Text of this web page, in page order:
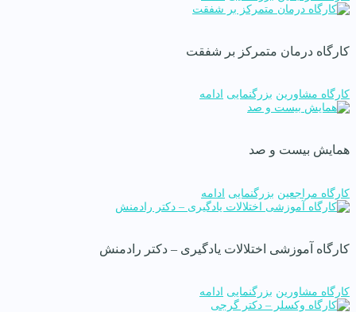
کارگاه درمان متمرکز بر شفقت
کارگاه مشاورین بزرگنمایی ادامه
همایش بیست و صد
کارگاه مراجعین بزرگنمایی ادامه
کارگاه آموزشی اختلالات یادگیری – دکتر رادمنش
کارگاه مشاورین بزرگنمایی ادامه